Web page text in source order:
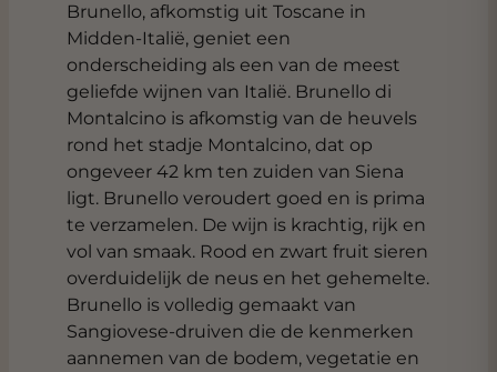
Brunello, afkomstig uit Toscane in
Midden-Italië, geniet een
onderscheiding als een van de meest
geliefde wijnen van Italië. Brunello di
Montalcino is afkomstig van de heuvels
rond het stadje Montalcino, dat op
ongeveer 42 km ten zuiden van Siena
ligt. Brunello veroudert goed en is prima
te verzamelen. De wijn is krachtig, rijk en
vol van smaak. Rood en zwart fruit sieren
overduidelijk de neus en het gehemelte.
Brunello is volledig gemaakt van
Sangiovese-druiven die de kenmerken
aannemen van de bodem, vegetatie en